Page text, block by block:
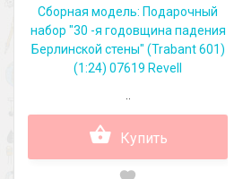
Сборная модель: Подарочный
набор "30 -я годовщина падения
Берлинской стены" (Trabant 601)
(1:24) 07619 Revell
..
Купить